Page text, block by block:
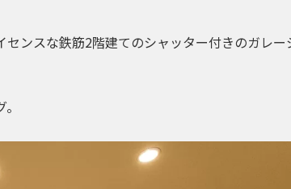
ンスな鉄筋2階建てのシャッター付きのガレー